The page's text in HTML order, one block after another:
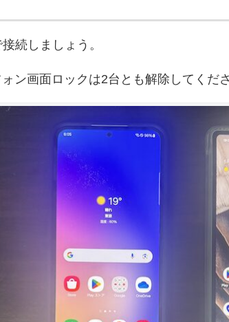
続しましょう。
ン画面ロックは2台とも解除してくださ